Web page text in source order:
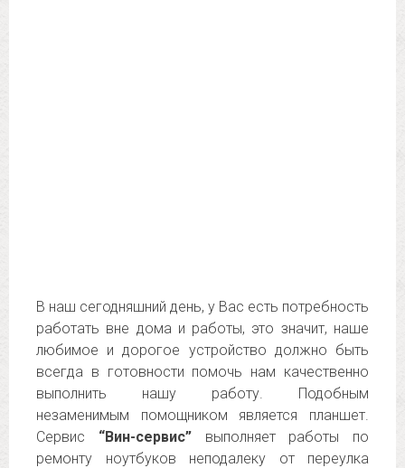
В наш сегодняшний день, у Вас есть потребность
работать вне дома и работы, это значит, наше
любимое и дорогое устройство должно быть
всегда в готовности помочь нам качественно
выполнить нашу работу. Подобным
незаменимым помощником является планшет.
Сервис “Вин-сервис”выполняет работы по
ремонту ноутбуков неподалеку от переулка